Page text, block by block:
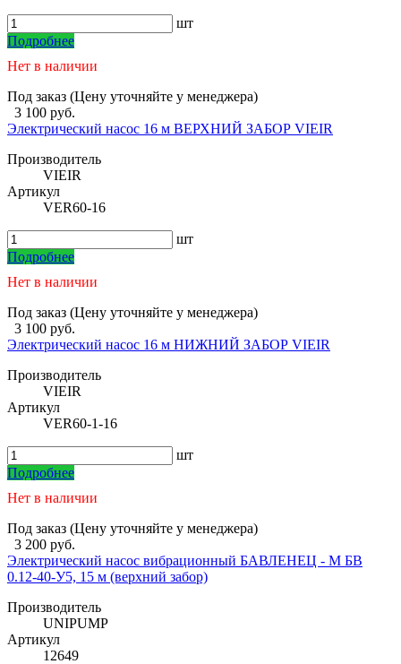
шт
Подробнее
Нет в наличии
Под заказ (Цену уточняйте у менеджера)
3 100 руб.
Электрический насос 16 м ВЕРХНИЙ ЗАБОР VIEIR
Производитель
VIEIR
Артикул
VER60-16
шт
Подробнее
Нет в наличии
Под заказ (Цену уточняйте у менеджера)
3 100 руб.
Электрический насос 16 м НИЖНИЙ ЗАБОР VIEIR
Производитель
VIEIR
Артикул
VER60-1-16
шт
Подробнее
Нет в наличии
Под заказ (Цену уточняйте у менеджера)
3 200 руб.
Электрический насос вибрационный БАВЛЕНЕЦ - М БВ
0.12-40-У5, 15 м (верхний забор)
Производитель
UNIPUMP
Артикул
12649